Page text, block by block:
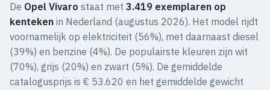
De Opel Vivaro staat met 3.419 exemplaren op
kenteken in Nederland (augustus 2026). Het model rijdt
voornamelijk op elektriciteit (56%), met daarnaast diesel
(39%) en benzine (4%). De populairste kleuren zijn wit
(70%), grijs (20%) en zwart (5%). De gemiddelde
catalogusprijs is € 53.620 en het gemiddelde gewicht